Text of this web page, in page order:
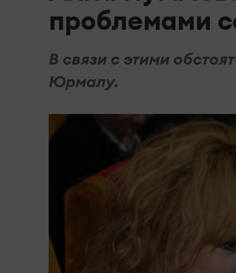
проблемами
В связи с этими
Юрмалу.